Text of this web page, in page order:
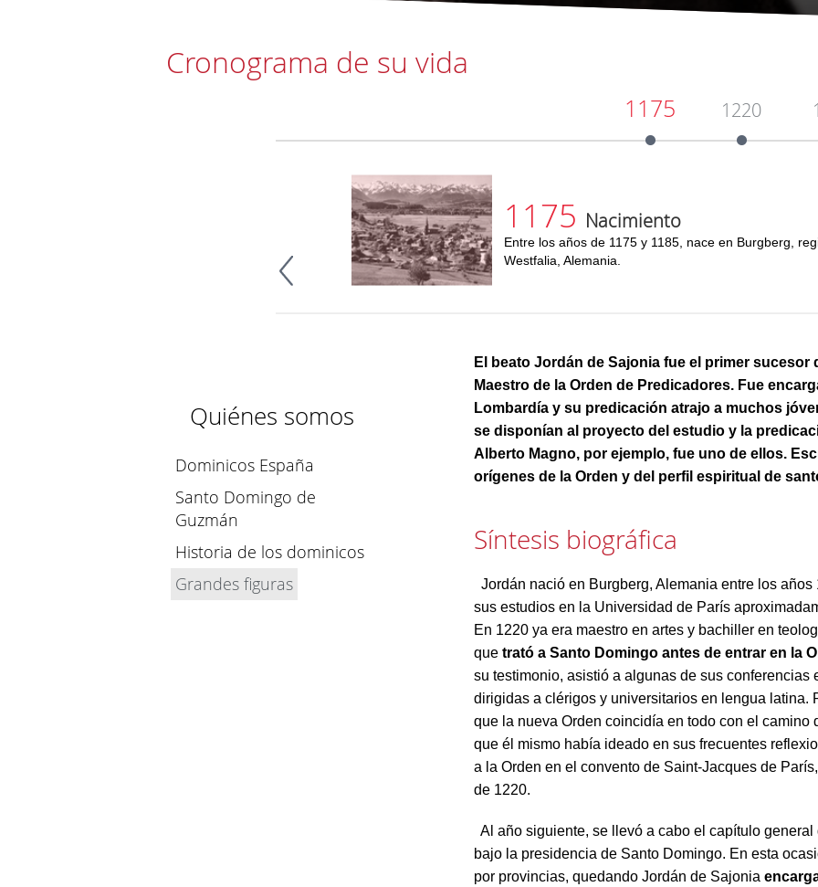
Cronograma de su vida
1175 1220
1175 Nacimiento
Entre los años de 1175 y 1185, nace en Burgberg,
Westfalia, Alemania.
Quiénes somos
Dominicos España
Santo Domingo de
Guzmán
Historia de los dominicos
Grandes figuras
El beato Jordán de Sajonia fue el primer sucesor
Maestro de la Orden de Predicadores. Fue
Lombardía y su predicación atrajo a muchos
se disponían al proyecto del estudio y la
Alberto Magno, por ejemplo, fue uno de ellos.
orígenes de la Orden y del perfil espiritual de
Síntesis biográfica
Jordán nació en Burgberg, Alemania entre los años
sus estudios en la Universidad de París
En 1220 ya era maestro en artes y bachiller en
que trató a Santo Domingo antes de entrar en la
su testimonio, asistió a algunas de sus conferencias
dirigidas a clérigos y universitarios en lengua latina.
que la nueva Orden coincidía en todo con el camino
que él mismo había ideado en sus frecuentes
a la Orden en el convento de Saint-Jacques de
de 1220.
Al año siguiente, se llevó a cabo el capítulo
bajo la presidencia de Santo Domingo. En esta
por provincias, quedando Jordán de Sajonia